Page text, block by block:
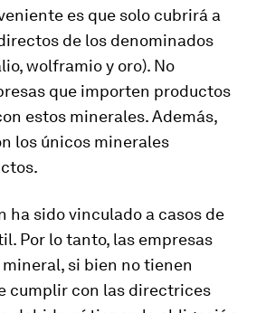
es que solo cubrirá a
de los denominados
wolframio y oro). No
que importen productos
estos minerales. Además,
los únicos minerales
ha sido vinculado a casos de
Por lo tanto, las empresas
si bien no tienen
cumplir con las directrices